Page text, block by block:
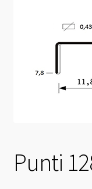
Chi siamo
Punti